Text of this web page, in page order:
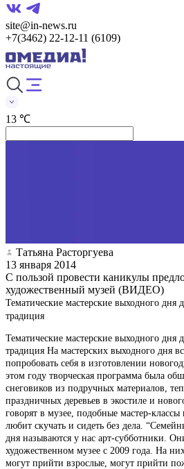
site@in-news.ru
+7(3462) 22-12-11 (6109)
13 ℃
Татьяна Расторгуева
13 января 2014
С пользой провести каникулы
художественный музей (ВИДЕО)
Тематические мастерские выходного дня
традиция
Тематические мастерские выходного дня
традиция На мастерских выходного дня
попробовать себя в изготовлении
этом году творческая программа была
снеговиков из подручных материалов,
праздничных деревьев в экостиле и
говорят в музее, подобные мастер-
любит скучать и сидеть без дела.
дня называются у нас арт-субботники.
художественном музее с 2009 года. На
могут прийти взрослые, могут прийти